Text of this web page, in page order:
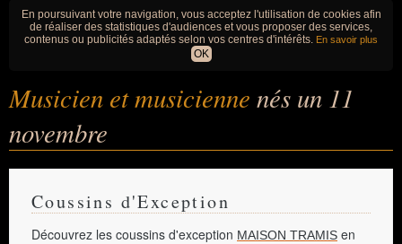
En poursuivant votre navigation, vous acceptez l'utilisation de cookies afin
de réaliser des statistiques d'audiences et vous proposer des services,
contenus ou publicités adaptés selon vos centres d'intérêts. En savoir plus
OK
Musicien et musicienne nés un 11
novembre
Coussins d'Exception
Découvrez les coussins d'exception MAISON TRAMIS en